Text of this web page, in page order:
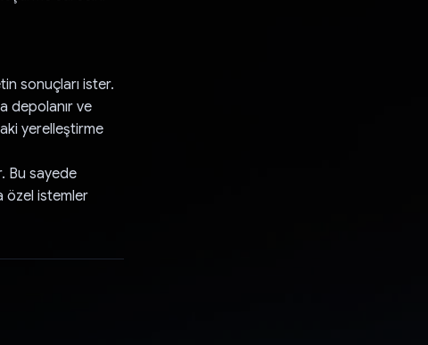
sonuçları ister.
depolanır ve
yerelleştirme
Bu sayede
özel istemler